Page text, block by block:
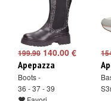
199.90 140.00 €
Apepazza
Boots -
36 - 37 - 39